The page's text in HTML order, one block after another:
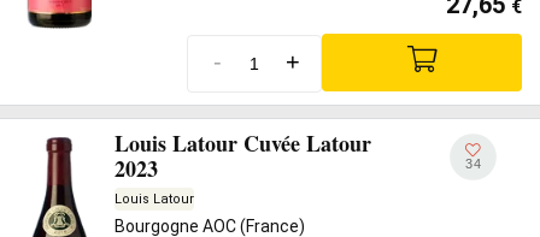
€
- +
Louis Latour Cuvée Latour
2023
Louis Latour
Bourgogne AOC (France)
34